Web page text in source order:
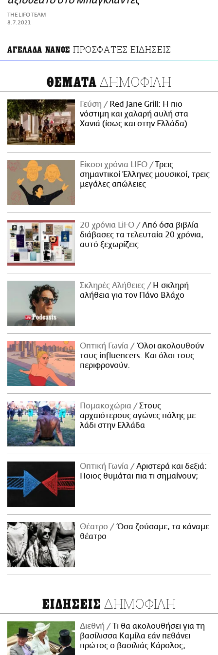
ΑΜΠΑ
PRINT
THE LIFO TEAM
8.7.2021
ΑΓΕΛΑΔΑ ΝΑΝΟΣ ΠΡΟΣΦΑΤΕΣ ΕΙΔΗΣΕΙΣ
ΘΕΜΑΤΑ ΔΗΜΟΦΙΛΗ
Γεύση
Red Jane Grill: Η πιο
νόστιμη και χαλαρή αυλή στα
Χανιά (ίσως και στην Ελλάδα)
Είκοσι χρόνια LIFO
Tρεις
σημαντικοί Έλληνες μουσικοί, τρεις
μεγάλες απώλειες
20 χρόνια LiFO
Από όσα βιβλία
διάβασες τα τελευταία 20 χρόνια,
αυτό ξεχωρίζεις
Σκληρές Αλήθειες
H σκληρή
αλήθεια για τον Πάνο Βλάχο
Οπτική Γωνία
Όλοι ακολουθούν
τους influencers. Και όλοι τους
περιφρονούν.
Πομακοχώρια
Στους
αρχαιότερους αγώνες πάλης με
λάδι στην Ελλάδα
Οπτική Γωνία
Αριστερά και δεξιά:
Ποιος θυμάται πια τι σημαίνουν;
Θέατρο
Όσα ζούσαμε, τα κάναμε
θέατρο
ΕΙΔΗΣΕΙΣ ΔΗΜΟΦΙΛΗ
Διεθνή
Τι θα ακολουθήσει για τη
βασίλισσα Καμίλα εάν πεθάνει
πρώτος ο βασιλιάς Κάρολος;